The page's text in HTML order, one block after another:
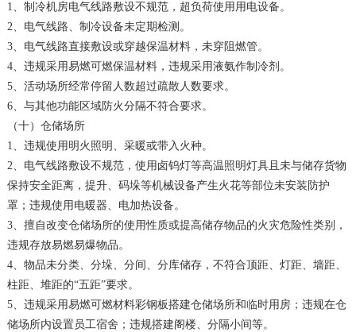
1、制冷机房电气线路敷设不规范，超负荷使用用电设备。
2、电气线路、制冷设备未定期检测。
3、电气线路直接敷设或穿越保温材料，未穿阻燃管。
4、违规采用易燃可燃保温材料，违规采用液氨作制冷剂。
5、活动场所经常停留人数超过疏散人数要求。
6、与其他功能区域防火分隔不符合要求。
（十）仓储场所
1、违规使用明火照明、采暖或带入火种。
2、电气线路敷设不规范，使用卤钨灯等高温照明灯具且未与储存货物
保持安全距离，提升、码垛等机械设备产生火花等部位未安装防护
罩；违规使用电暖器、电加热设备。
3、擅自改变仓储场所的使用性质或提高储存物品的火灾危险性类别，
违规存放易燃易爆物品。
4、物品未分类、分垛、分间、分库储存，不符合顶距、灯距、墙距、
柱距、堆距的“五距”要求。
5、违规采用易燃可燃材料彩钢板搭建仓储场所和临时用房；违规在仓
储场所内设置员工宿舍；违规搭建阁楼、分隔小间等。